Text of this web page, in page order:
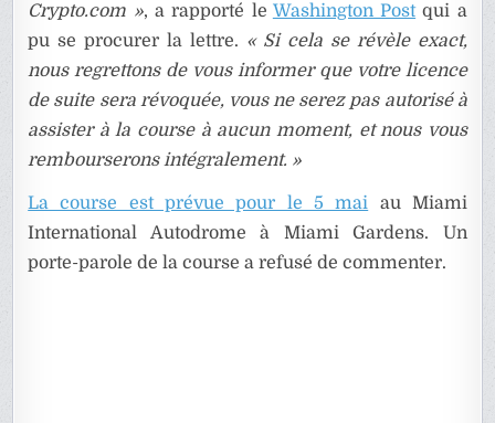
Crypto.com », a rapporté le Washington Postqui a
pu se procurer la lettre. « Si cela se révèle exact,
nous regrettons de vous informer que votre licence
de suite sera révoquée, vous ne serez pas autorisé à
assister à la course à aucun moment, et nous vous
rembourserons intégralement. »
La course est prévue pour le 5 mai au Miami
International Autodrome à Miami Gardens. Un
porte-parole de la course a refusé de commenter.